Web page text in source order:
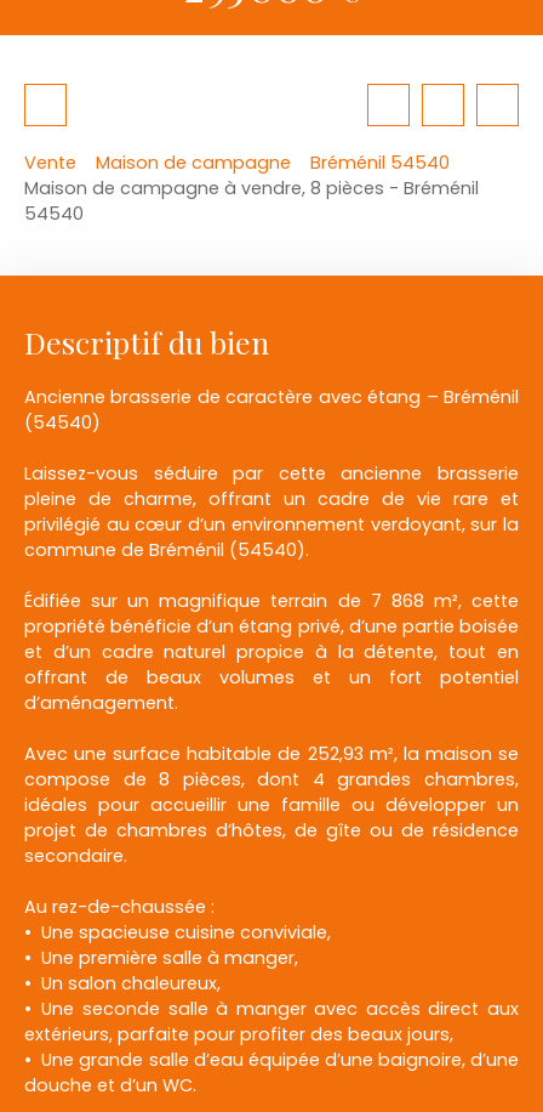
Vente Maison de campagne
Bréménil 54540
Maison de campagne à vendre, 8 pièces - Bréménil
54540
Descriptif du bien
Ancienne brasserie de caractère avec étang – Bréménil
(54540)
Laissez-vous séduire par cette ancienne brasserie
pleine de charme, offrant un cadre de vie rare et
privilégié au cœur d’un environnement verdoyant, sur la
commune de Bréménil (54540).
Édifiée sur un magnifique terrain de 7 868 m², cette
propriété bénéficie d’un étang privé, d’une partie boisée
et d’un cadre naturel propice à la détente, tout en
offrant de beaux volumes et un fort potentiel
d’aménagement.
Avec une surface habitable de 252,93 m², la maison se
compose de 8 pièces, dont 4 grandes chambres,
idéales pour accueillir une famille ou développer un
projet de chambres d’hôtes, de gîte ou de résidence
secondaire.
Au rez-de-chaussée :
Une spacieuse cuisine conviviale,
Une première salle à manger,
Un salon chaleureux,
Une seconde salle à manger avec accès direct aux
extérieurs, parfaite pour profiter des beaux jours,
Une grande salle d’eau équipée d’une baignoire, d’une
douche et d’un WC.